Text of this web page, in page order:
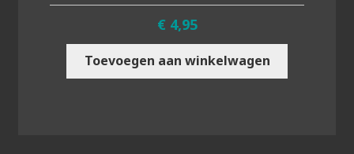
€ 4,95
Toevoegen aan winkelwagen